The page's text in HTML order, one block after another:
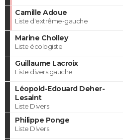
Camille Adoue
Liste d'extrême-gauche
Marine Cholley
Liste écologiste
Guillaume Lacroix
Liste divers gauche
Léopold-Edouard Deher-
Lesaint
Liste Divers
Philippe Ponge
Liste Divers